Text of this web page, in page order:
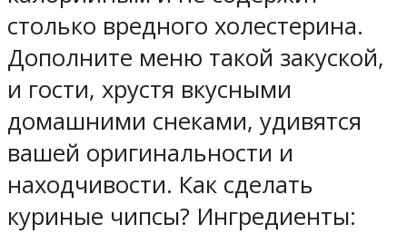
столько вредного холестерина.
Дополните меню такой закуской,
и гости, хрустя вкусными
домашними снеками, удивятся
вашей оригинальности и
находчивости. Как сделать
куриные чипсы? Ингредиенты: